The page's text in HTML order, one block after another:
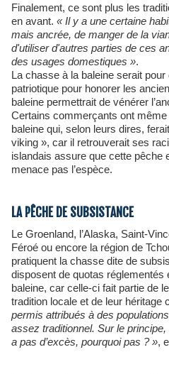
Finalement, ce sont plus les traditions culturelles qui sont mises
en avant. « Il y a une certaine
mais ancrée, de manger de la
d'utiliser d'autres parties de ces
des usages domestiques ».
La chasse à la baleine serait
patriotique pour honorer les
baleine permettrait de vénérer
Certains commerçants ont même
baleine qui, selon leurs dires,
viking », car il retrouverait ses
islandais assure que cette pêche
menace pas l’espèce.
LA PÊCHE DE SUBSISTANCE
Le Groenland, l’Alaska, Saint-Vincent les Grenadines, les îles
Féroé ou encore la région de
pratiquent la chasse dite de
disposent de quotas réglementés
baleine, car celle-ci fait partie de
tradition locale et de leur héritage
permis attribués à des
assez traditionnel. Sur le principe,
a pas d’excès, pourquoi pas ? »,